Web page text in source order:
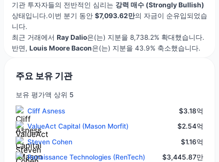
기관 투자자들의 전반적인 심리는 강력 매수 (Strongly Bullish)
상태입니다.이번 분기 동안 $7,093.62만의 자금이 순유입되었습
니다.
최근 거래에서 Ray Dalio은(는) 지분을 8,738.2% 확대했습니다.
반면, Louis Moore Bacon은(는) 지분을 43.9% 축소했습니다.
주요 보유 기관
보유 평가액 상위 5
Cliff Asness
$3.18억
ValueAct Capital (Mason Morfit)
$2.54억
Steven Cohen
$1.16억
Renaissance Technologies (RenTech)
$3,445.87만